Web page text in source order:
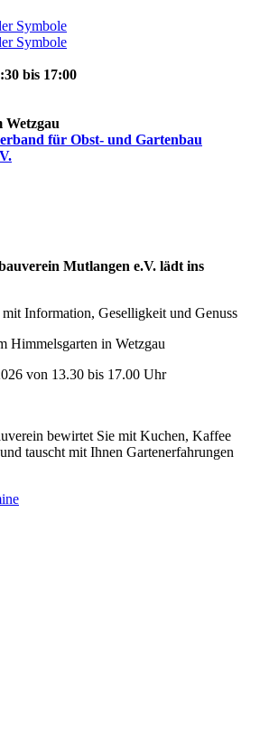
bis 17:00
Wetzgau
für Obst- und Gartenbau
Mutlangen e.V. lädt ins
Information, Geselligkeit und Genuss
Himmelsgarten in Wetzgau
von 13.30 bis 17.00 Uhr
bewirtet Sie mit Kuchen, Kaffee
tauscht mit Ihnen Gartenerfahrungen